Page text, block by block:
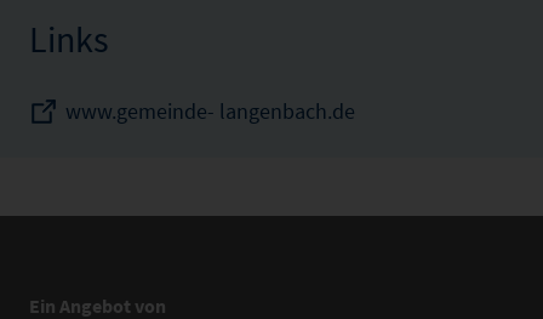
Links
www.gemeinde- langenbach.de
Ein Angebot von